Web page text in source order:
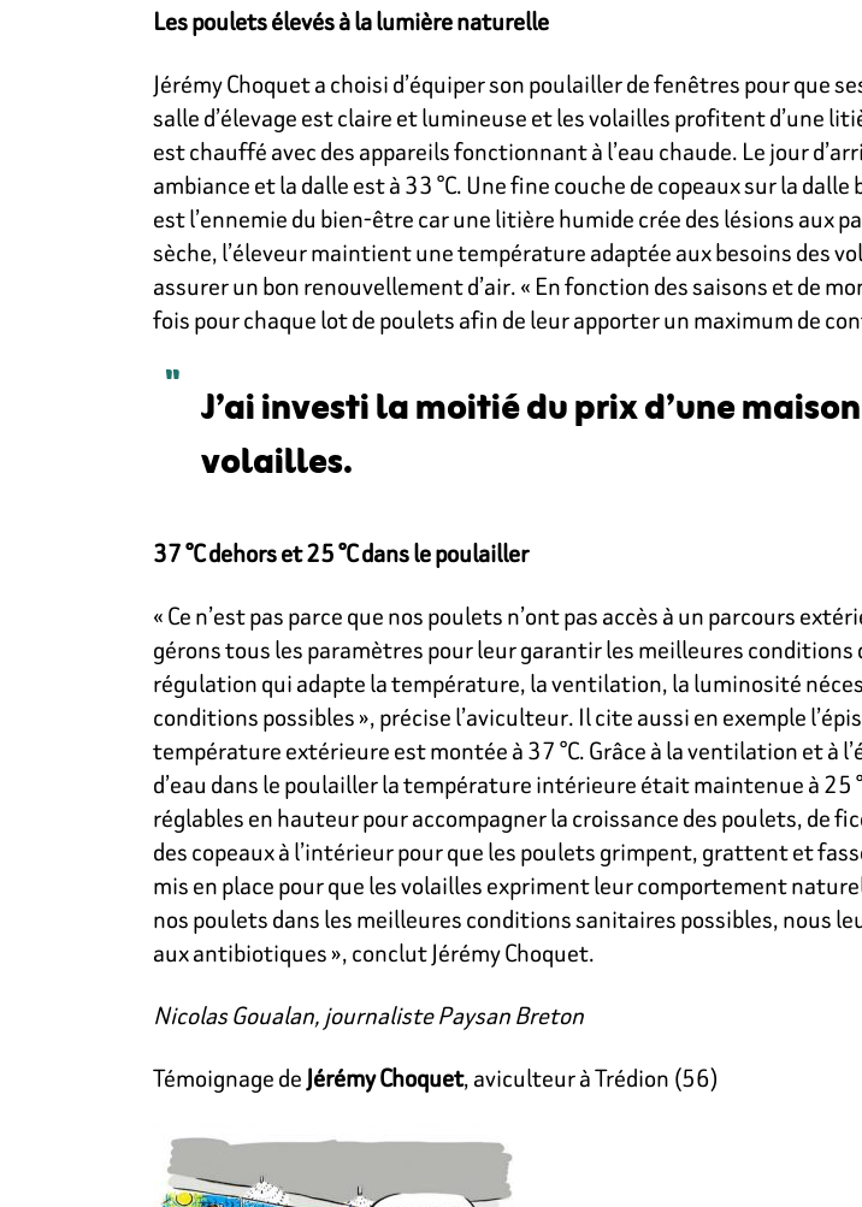
Les poulets élevés à la lumière naturelle
Jérémy Choquet a choisi d’équiper son poulailler de fenêtres pour
salle d’élevage est claire et lumineuse et les volailles profitent d’une
est chauffé avec des appareils fonctionnant à l’eau chaude. Le jour
ambiance et la dalle est à 33 °C. Une fine couche de copeaux sur la
est l’ennemie du bien-être car une litière humide crée des lésions aux
sèche, l’éleveur maintient une température adaptée aux besoins des
assurer un bon renouvellement d’air. « En fonction des saisons et de
fois pour chaque lot de poulets afin de leur apporter un maximum de
J’ai investi la moitié du prix d’une
volailles.
37 °C dehors et 25 °C dans le poulailler
« Ce n’est pas parce que nos poulets n’ont pas accès à un parcours
gérons tous les paramètres pour leur garantir les meilleures conditions
régulation qui adapte la température, la ventilation, la luminosité
conditions possibles », précise l’aviculteur. Il cite aussi en exemple
température extérieure est montée à 37 °C. Grâce à la ventilation et
d’eau dans le poulailler la température intérieure était maintenue à 25
réglables en hauteur pour accompagner la croissance des poulets, de
des copeaux à l’intérieur pour que les poulets grimpent, grattent et
mis en place pour que les volailles expriment leur comportement
nos poulets dans les meilleures conditions sanitaires possibles, nous
aux antibiotiques », conclut Jérémy Choquet.
Nicolas Goualan, journaliste Paysan Breton
Témoignage deJérémy Choquet, aviculteur à Trédion (56)